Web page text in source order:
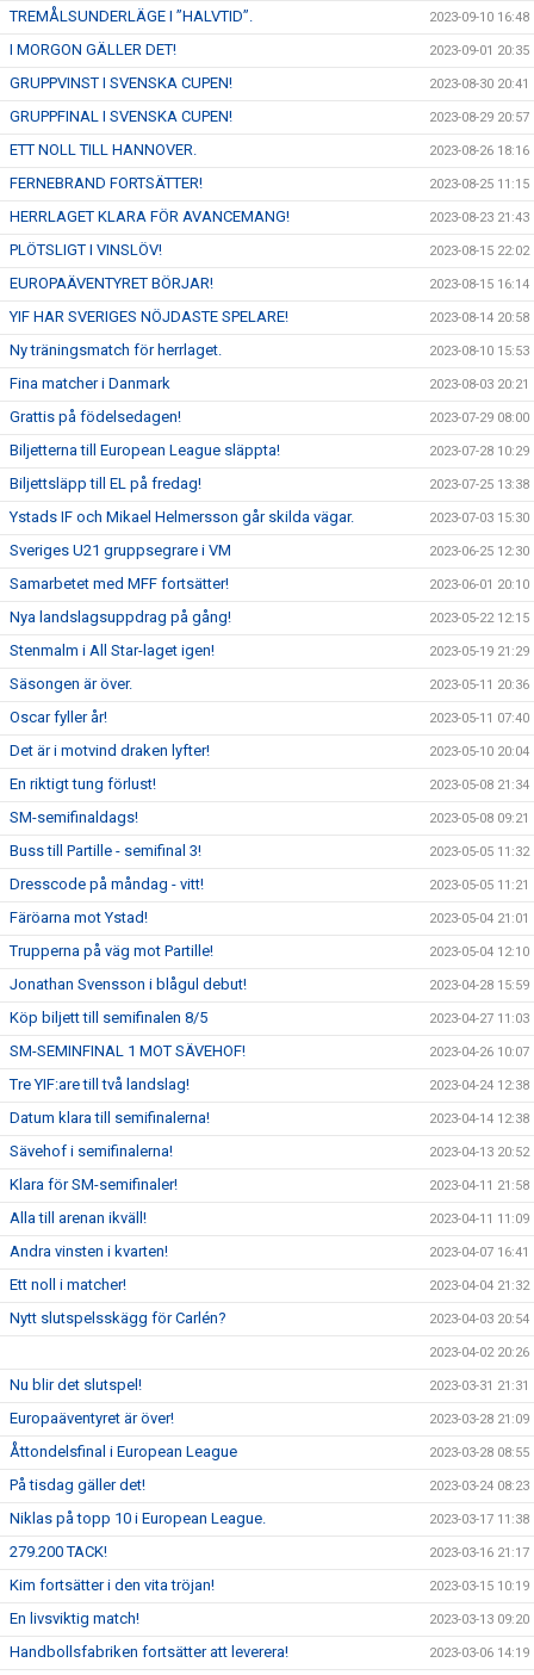
TREMÅLSUNDERLÄGE I ”HALVTID”. 2023-09-10 16:48
I MORGON GÄLLER DET! 2023-09-01 20:35
GRUPPVINST I SVENSKA CUPEN! 2023-08-30 20:41
GRUPPFINAL I SVENSKA CUPEN! 2023-08-29 20:57
ETT NOLL TILL HANNOVER. 2023-08-26 18:16
FERNEBRAND FORTSÄTTER! 2023-08-25 11:15
HERRLAGET KLARA FÖR AVANCEMANG! 2023-08-23 21:43
PLÖTSLIGT I VINSLÖV! 2023-08-15 22:02
EUROPAÄVENTYRET BÖRJAR! 2023-08-15 16:14
YIF HAR SVERIGES NÖJDASTE SPELARE! 2023-08-14 20:58
Ny träningsmatch för herrlaget. 2023-08-10 15:53
Fina matcher i Danmark 2023-08-03 20:21
Grattis på födelsedagen! 2023-07-29 08:00
Biljetterna till European League släppta! 2023-07-28 10:29
Biljettsläpp till EL på fredag! 2023-07-25 13:38
Ystads IF och Mikael Helmersson går skilda vägar. 2023-07-03 15:30
Sveriges U21 gruppsegrare i VM 2023-06-25 12:30
Samarbetet med MFF fortsätter! 2023-06-01 20:10
Nya landslagsuppdrag på gång! 2023-05-22 12:15
Stenmalm i All Star-laget igen! 2023-05-19 21:29
Säsongen är över. 2023-05-11 20:36
Oscar fyller år! 2023-05-11 07:40
Det är i motvind draken lyfter! 2023-05-10 20:04
En riktigt tung förlust! 2023-05-08 21:34
SM-semifinaldags! 2023-05-08 09:21
Buss till Partille - semifinal 3! 2023-05-05 11:32
Dresscode på måndag - vitt! 2023-05-05 11:21
Färöarna mot Ystad! 2023-05-04 21:01
Trupperna på väg mot Partille! 2023-05-04 12:10
Jonathan Svensson i blågul debut! 2023-04-28 15:59
Köp biljett till semifinalen 8/5 2023-04-27 11:03
SM-SEMINFINAL 1 MOT SÄVEHOF! 2023-04-26 10:07
Tre YIF:are till två landslag! 2023-04-24 12:38
Datum klara till semifinalerna! 2023-04-14 12:38
Sävehof i semifinalerna! 2023-04-13 20:52
Klara för SM-semifinaler! 2023-04-11 21:58
Alla till arenan ikväll! 2023-04-11 11:09
Andra vinsten i kvarten! 2023-04-07 16:41
Ett noll i matcher! 2023-04-04 21:32
Nytt slutspelsskägg för Carlén? 2023-04-03 20:54
2023-04-02 20:26
Nu blir det slutspel! 2023-03-31 21:31
Europaäventyret är över! 2023-03-28 21:09
Åttondelsfinal i European League 2023-03-28 08:55
På tisdag gäller det! 2023-03-24 08:23
Niklas på topp 10 i European League. 2023-03-17 11:38
279.200 TACK! 2023-03-16 21:17
Kim fortsätter i den vita tröjan! 2023-03-15 10:19
En livsviktig match! 2023-03-13 09:20
Handbollsfabriken fortsätter att leverera! 2023-03-06 14:19